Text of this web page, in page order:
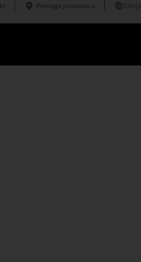
Pretraga prodavaca Srbija